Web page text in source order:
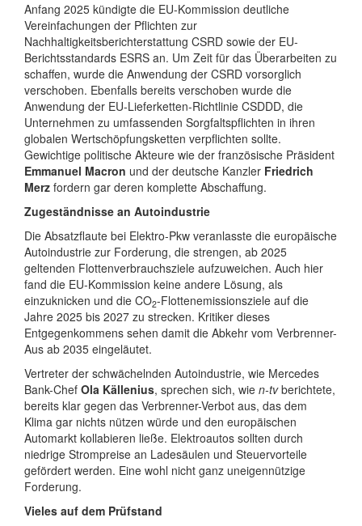
Anfang 2025 kündigte die EU-Kommission deutliche
Vereinfachungen der Pflichten zur
Nachhaltigkeitsberichterstattung CSRD sowie der EU-
Berichtsstandards ESRS an. Um Zeit für das Überarbeiten zu
schaffen, wurde die Anwendung der CSRD vorsorglich
verschoben. Ebenfalls bereits verschoben wurde die
Anwendung der EU-Lieferketten-Richtlinie CSDDD, die
Unternehmen zu umfassenden Sorgfaltspflichten in ihren
globalen Wertschöpfungsketten verpflichten sollte.
Gewichtige politische Akteure wie der französische Präsident
Emmanuel Macron und der deutsche Kanzler Friedrich
Merz fordern gar deren komplette Abschaffung.
Zugeständnisse an Autoindustrie
Die Absatzflaute bei Elektro-Pkw veranlasste die europäische
Autoindustrie zur Forderung, die strengen, ab 2025
geltenden Flottenverbrauchsziele aufzuweichen. Auch hier
fand die EU-Kommission keine andere Lösung, als
einzuknicken und die CO2-Flottenemissionsziele auf die
Jahre 2025 bis 2027 zu strecken. Kritiker dieses
Entgegenkommens sehen damit die Abkehr vom Verbrenner-
Aus ab 2035 eingeläutet.
Vertreter der schwächelnden Autoindustrie, wie Mercedes
Bank-Chef Ola Källenius, sprechen sich, wie n-tvberichtete,
bereits klar gegen das Verbrenner-Verbot aus, das dem
Klima gar nichts nützen würde und den europäischen
Automarkt kollabieren ließe. Elektroautos sollten durch
niedrige Strompreise an Ladesäulen und Steuervorteile
gefördert werden. Eine wohl nicht ganz uneigennützige
Forderung.
Vieles auf dem Prüfstand